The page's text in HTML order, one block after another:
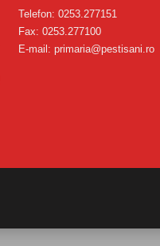
Telefon: 0253.277151
Fax: 0253.277100
E-mail: primaria@pestisani.ro